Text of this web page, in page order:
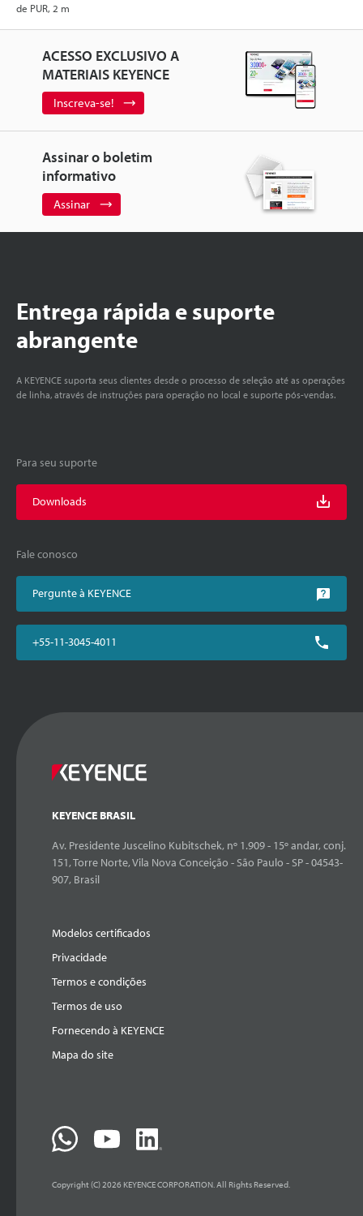
de PUR, 2 m
ACESSO EXCLUSIVO A
MATERIAIS KEYENCE
Inscreva-se!
Assinar o boletim
informativo
Assinar
Entrega rápida e suporte
abrangente
A KEYENCE suporta seus clientes desde o processo de seleção até as operações
de linha, através de instruções para operação no local e suporte pós-vendas.
Para seu suporte
Downloads
Fale conosco
Pergunte à KEYENCE
+55-11-3045-4011
KEYENCE BRASIL
Av. Presidente Juscelino Kubitschek, nº 1.909 - 15º andar, conj.
151, Torre Norte, Vila Nova Conceição - São Paulo - SP - 04543-
907, Brasil
Modelos certificados
Privacidade
Termos e condições
Termos de uso
Fornecendo à KEYENCE
Mapa do site
Copyright (C) 2026 KEYENCE CORPORATION. All Rights Reserved.